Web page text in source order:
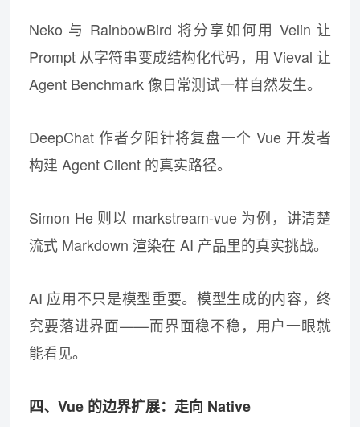
Neko 与 RainbowBird 将分享如何用 Velin 让
Prompt 从字符串变成结构化代码，用 Vieval 让
Agent Benchmark 像日常测试一样自然发生。
DeepChat 作者夕阳针将复盘一个 Vue 开发者
构建 Agent Client 的真实路径。
Simon He 则以 markstream-vue 为例，讲清楚
流式 Markdown 渲染在 AI 产品里的真实挑战。
AI 应用不只是模型重要。模型生成的内容，终
究要落进界面——而界面稳不稳，用户一眼就
能看见。
四、Vue 的边界扩展：走向 Native